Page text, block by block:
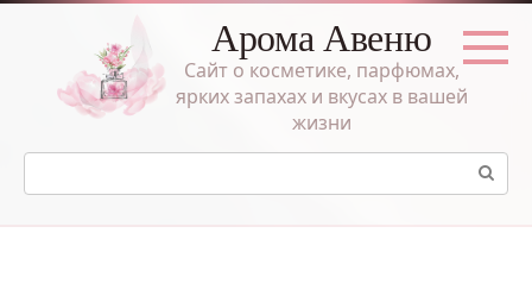
Перейти
Арома Авеню
Сайт о косметике, парфюмах,
ярких запахах и вкусах в вашей
жизни
Поиск: